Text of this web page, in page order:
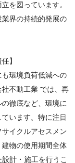
を図っています。
界の持続的発展の
】
環境負荷低減への
不動工業 では、再
徹底など、環境に
います。特に注目
イクルアセスメン
物の使用期間全体
計・施工を行うこ